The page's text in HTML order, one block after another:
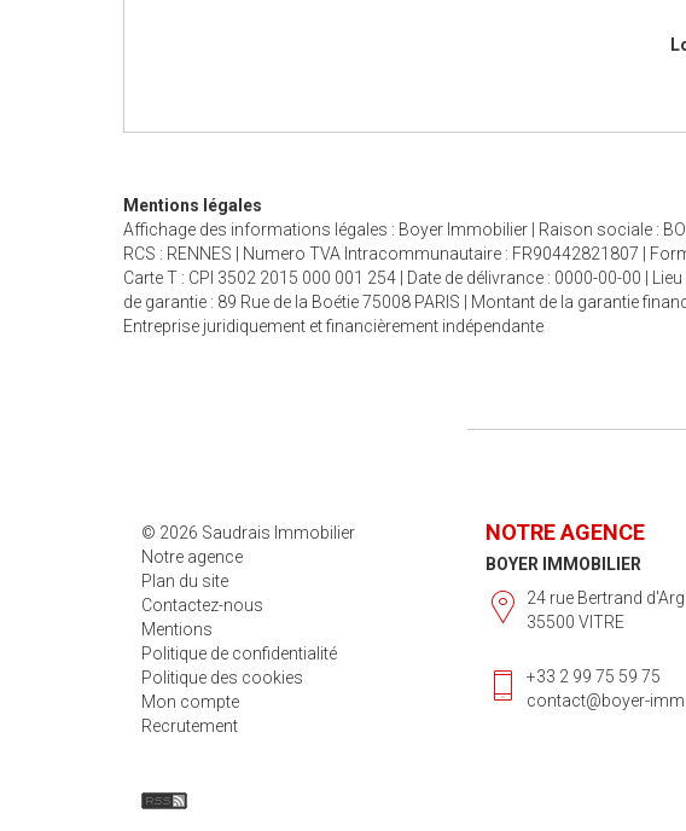
Mentions légales
Affichage des informations légales : Boyer Immobilier | Raison sociale :
RCS : RENNES | Numero TVA Intracommunautaire : FR90442821807 |
Carte T : CPI 3502 2015 000 001 254 | Date de délivrance : 0000-00-00 |
de garantie : 89 Rue de la Boétie 75008 PARIS | Montant de la garantie
Entreprise juridiquement et financièrement indépendante
© 2026 Saudrais Immobilier
Notre agence
Plan du site
Contactez-nous
Mentions
Politique de confidentialité
Politique des cookies
Mon compte
Recrutement
NOTRE AGENCE
BOYER IMMOBILIER
24 rue Bertrand
35500 VITRE
+33 2 99 75 59 75
contact@boyer-